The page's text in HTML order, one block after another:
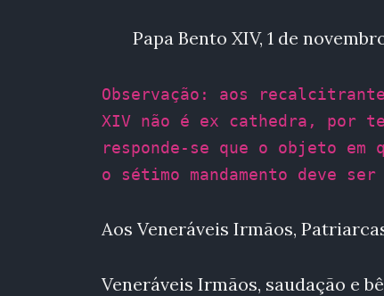
Papa Bento XIV, 1 de
Observação: aos
XIV não é ex cathedra, por
responde-se que o objeto em
o sétimo mandamento deve ser
Aos Veneráveis Irmãos,
Veneráveis Irmãos, saudação e